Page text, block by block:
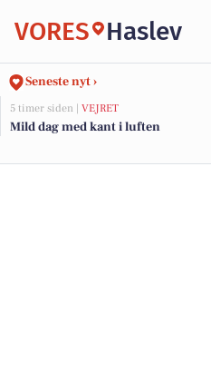
VORES Haslev
Seneste nyt ›
5 timer siden | VEJRET
Mild dag med kant i luften